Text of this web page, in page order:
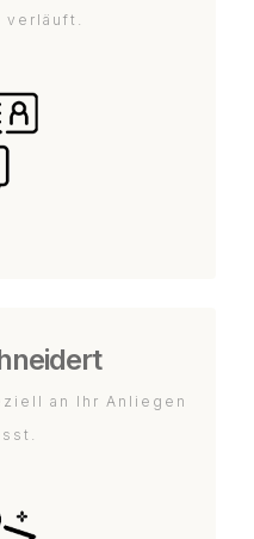
an Ihr Anliegen